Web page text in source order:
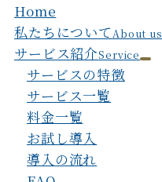
Home
私たちについてAbout us
サービス紹介Service
サービスの特徴
サービス一覧
料金一覧
お試し導入
導入の流れ